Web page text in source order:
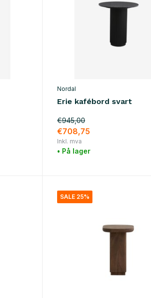
Nordal
Erie kafébord svart
€945,00
€708,75
Inkl. mva
• På lager
SALE 25%